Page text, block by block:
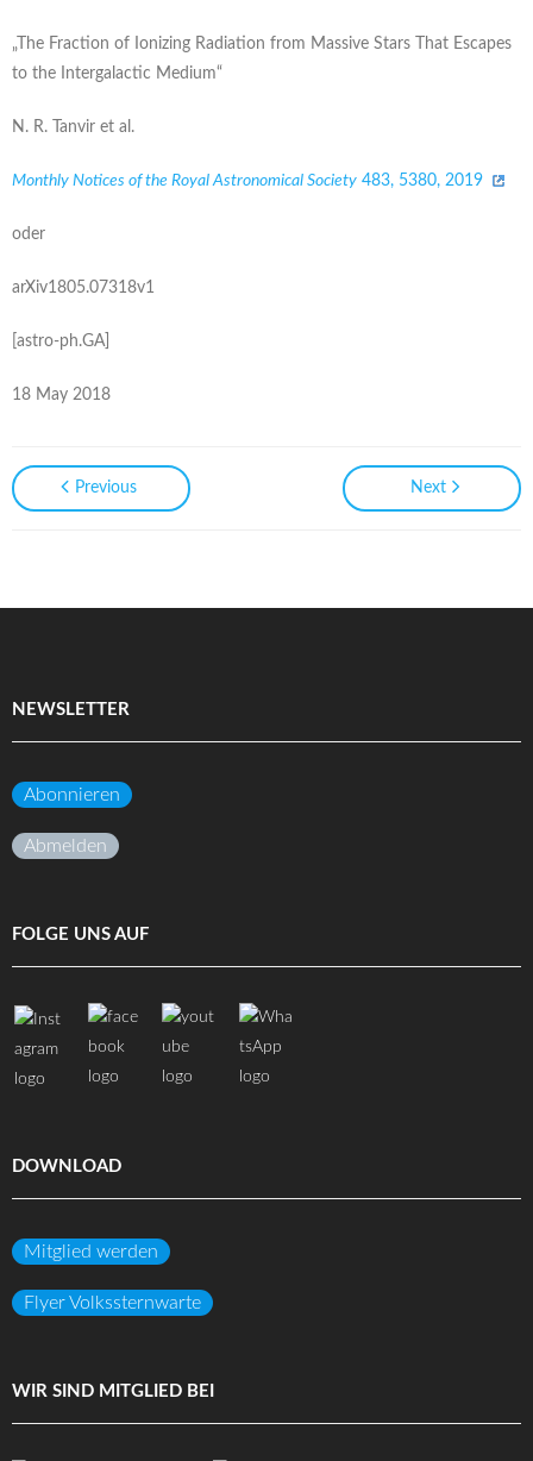
„The Fraction of Ionizing Radiation from Massive Stars That Escapes
to the Intergalactic Medium“
N. R. Tanvir et al.
Monthly Notices of the Royal Astronomical Society 483, 5380, 2019
oder
arXiv1805.07318v1
[astro-ph.GA]
18 May 2018
Previous Next
NEWSLETTER
Abonnieren
Abmelden
FOLGE UNS AUF
DOWNLOAD
Mitglied werden
Flyer Volkssternwarte
WIR SIND MITGLIED BEI